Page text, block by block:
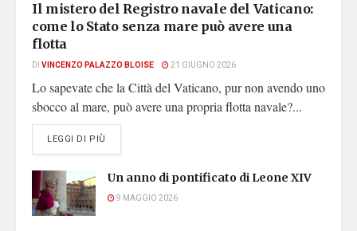
Il mistero del Registro navale del Vaticano:
come lo Stato senza mare può avere una
flotta
DI VINCENZO PALAZZO BLOISE 21 GIUGNO 2026
Lo sapevate che la Città del Vaticano, pur non avendo uno
sbocco al mare, può avere una propria flotta navale?...
LEGGI DI PIÙ
Un anno di pontificato di Leone XIV
9 MAGGIO 2026